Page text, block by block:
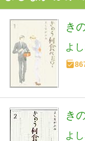
き
よ
き
よ